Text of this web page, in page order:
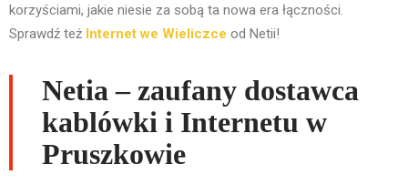
korzyściami, jakie niesie za sobą ta nowa era łączności.
Sprawdź też Internet we Wieliczce od Netii!
Netia – zaufany dostawca
kablówki i Internetu w
Pruszkowie